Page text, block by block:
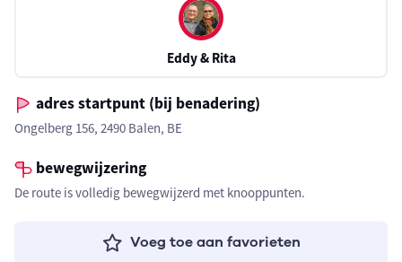
Eddy & Rita
adres startpunt (bij benadering)
Ongelberg 156, 2490 Balen, BE
bewegwijzering
De route is volledig bewegwijzerd met knooppunten.
Voeg toe aan favorieten